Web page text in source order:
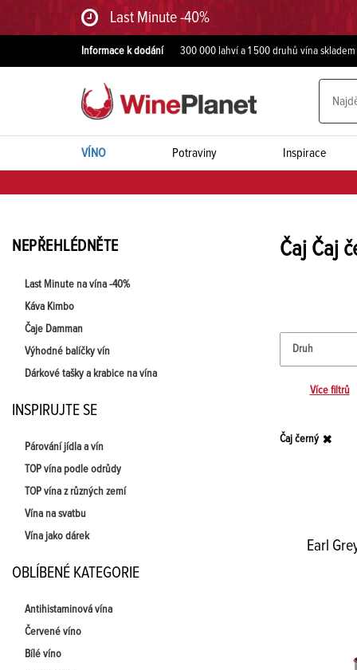
Last Minute -40%
Informace k dodání 300 000 lahví a 1 500 druhů vína skladem
VÍNO Potraviny Inspirace
NEPŘEHLÉDNĚTE
Last Minute na vína -40%
Káva Kimbo
Čaje Damman
Výhodné balíčky vín
Dárkové tašky a krabice na vína
INSPIRUJTE SE
Párování jídla a vín
TOP vína podle odrůdy
TOP vína z různých zemí
Vína na svatbu
Vína jako dárek
OBLÍBENÉ KATEGORIE
Antihistaminová vína
Červené víno
Bílé víno
Čaj Čaj
Druh
Více filtrů
Čaj černý
Earl